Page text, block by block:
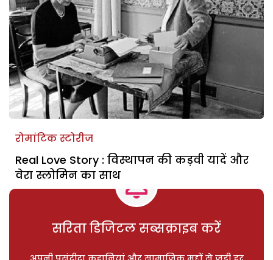
रोमांटिक स्टोरीज
Real Love Story : विस्थापन की कड़वी यादें और
वेरा स्लोमिन का साथ
सरिता डिजिटल सब्सक्राइब करें